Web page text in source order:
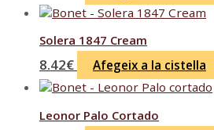
Solera 1847 Cream
8.42€ Afegeix a la cistella
Leonor Palo Cortado